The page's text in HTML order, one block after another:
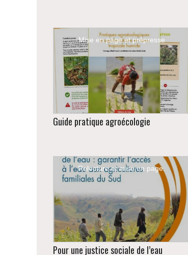
Mise en page et prépresse
Guide pratique agroécologie
Relecture et mise en page.
Pour une justice sociale de l’eau